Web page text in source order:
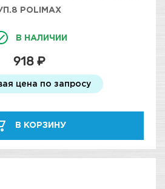
POLIMAX
В НАЛИЧИИ
918 ₽
цена по запросу
В КОРЗИНУ